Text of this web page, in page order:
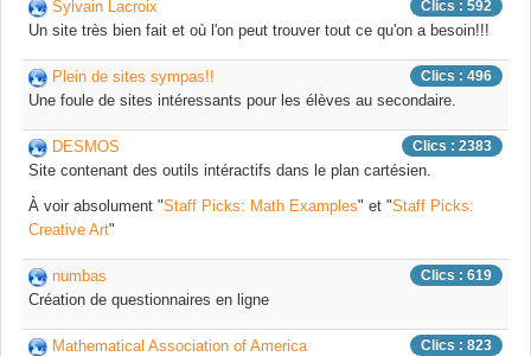
Clics : 592
Sylvain Lacroix
Un site très bien fait et où l'on peut trouver tout ce qu'on a besoin!!!
Clics : 496
Plein de sites sympas!!
Une foule de sites intéressants pour les élèves au secondaire.
Clics : 2383
DESMOS
Site contenant des outils intéractifs dans le plan cartésien.
À voir absolument "Staff Picks: Math Examples" et "Staff Picks:
Creative Art"
Clics : 619
numbas
Création de questionnaires en ligne
Clics : 823
Mathematical Association of America